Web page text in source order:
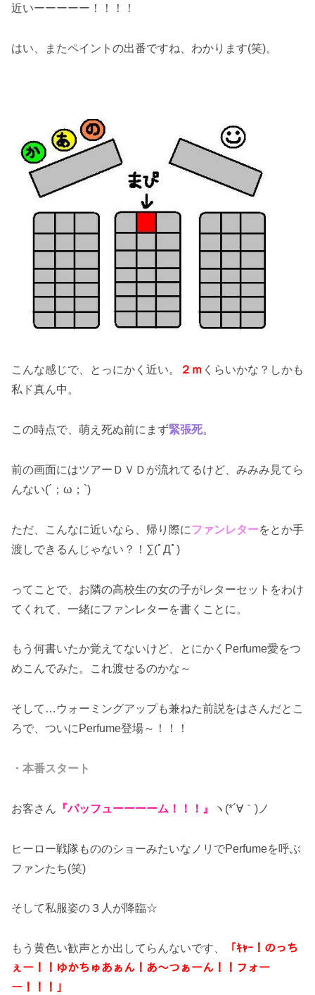
近いーーーーー！！！！
はい、またペイントの出番ですね、わかります(笑)。
こんな感じで、とっにかく近い。 ２ｍ くらいかな？しかも
私ド真ん中。
この時点で、萌え死ぬ前にまず緊張死。
前の画面にはツアーＤＶＤが流れてるけど、みみみ見てら
んない(´；ω；`)
ただ、こんなに近いなら、帰り際にファンレターをとか手
渡しできるんじゃない？！∑(ﾟДﾟ)
ってことで、お隣の高校生の女の子がレターセットをわけ
てくれて、一緒にファンレターを書くことに。
もう何書いたか覚えてないけど、とにかくPerfume愛をつ
めこんでみた。これ渡せるのかな～
そして…ウォーミングアップも兼ねた前説をはさんだとこ
ろで、ついにPerfume登場～！！！
・本番スタート
お客さん 『パッフューーーーム！！！』 ヽ(*´∀｀)ノ
ヒーロー戦隊もののショーみたいなノリでPerfumeを呼ぶ
ファンたち(笑)
そして私服姿の３人が降臨☆
もう黄色い歓声とか出してらんないです、
「ｷｬｰ！のっち
ぇー！！ゆかちゅあぁん！あ～つぁーん！！フォー
ー！！！」